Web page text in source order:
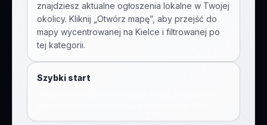
znajdziesz aktualne ogłoszenia lokalne w Twojej
okolicy. Kliknij „Otwórz mapę”, aby przejść do
mapy wycentrowanej na Kielce i filtrowanej po
tej kategorii.
Szybki start